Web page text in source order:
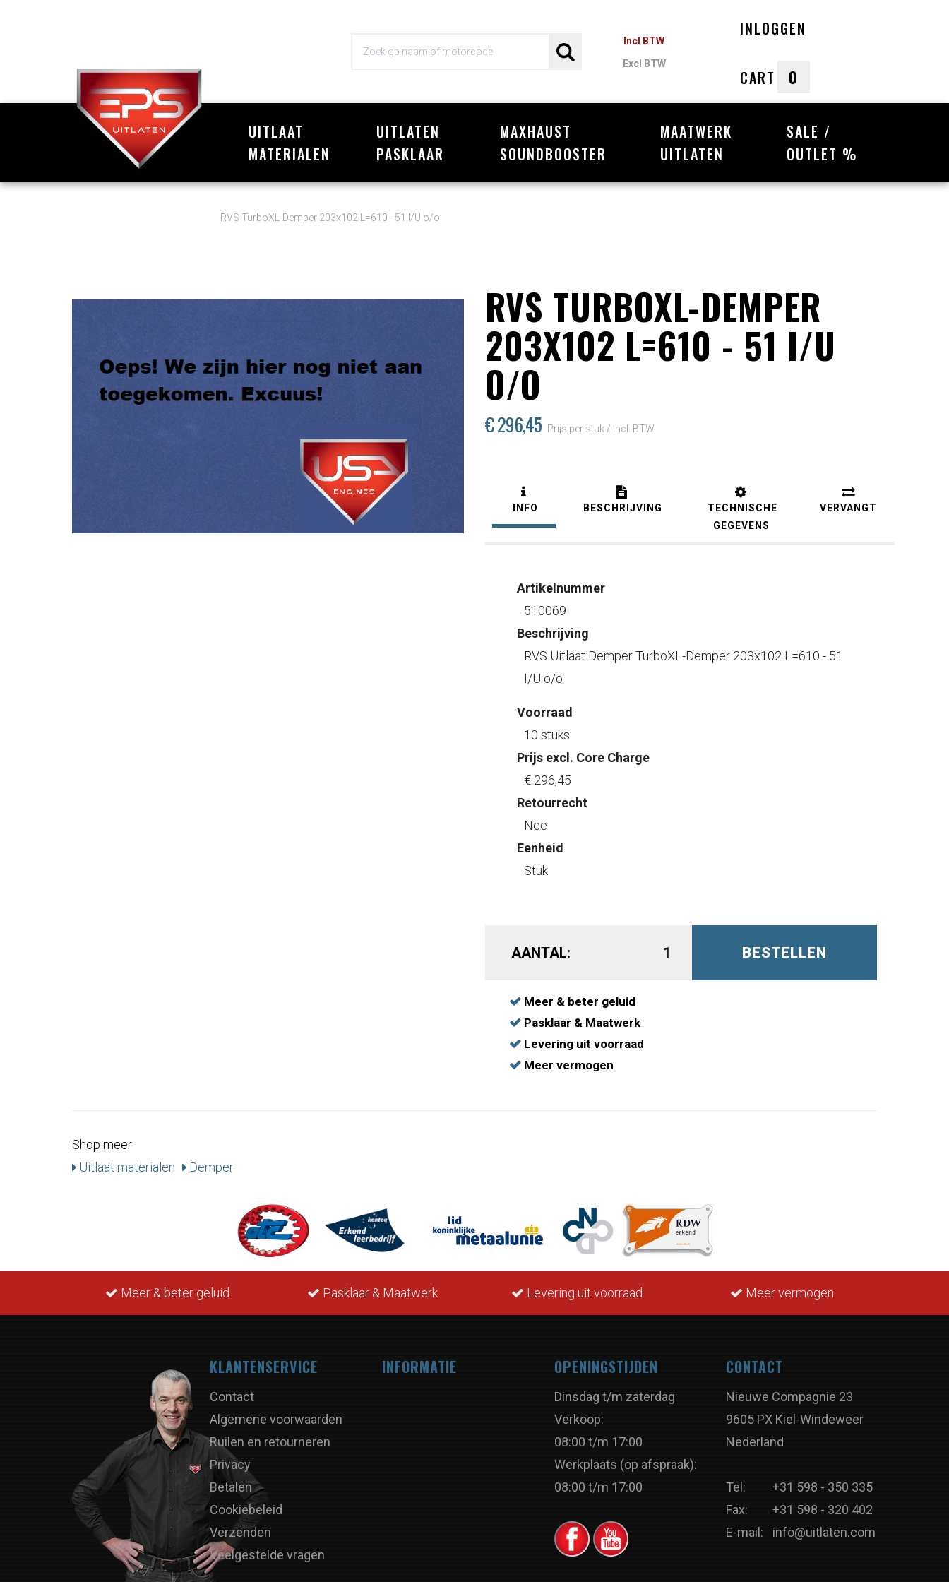
Incl BTW
Excl BTW
INLOGGEN
CART 0
Winkelwagen
Uw winkelwagen is leeg.
UITLAAT
MATERIALEN
UITLATEN
PASKLAAR
MAXHAUST
SOUNDBOOSTER
MAATWERK
UITLATEN
SALE /
OUTLET %
RVS TurboXL-Demper 203x102 L=610 - 51 I/U o/o
RVS TURBOXL-DEMPER
203X102 L=610 - 51 I/U
O/O
€ 296,45 Prijs per stuk / Incl. BTW
INFO BESCHRIJVING
TECHNISCHE
GEGEVENS
VERVANGT
Artikelnummer
510069
Beschrijving
RVS Uitlaat Demper TurboXL-Demper 203x102 L=610 - 51
I/U o/o
Voorraad
10 stuks
Prijs excl. Core Charge
€ 296,45
Retourrecht
Nee
Eenheid
Stuk
AANTAL: BESTELLEN
Meer & beter geluid
Pasklaar & Maatwerk
Levering uit voorraad
Meer vermogen
Shop meer
Uitlaat materialen
Demper
Meer & beter geluid Pasklaar & Maatwerk Levering uit voorraad Meer vermogen
KLANTENSERVICE
Contact
Algemene voorwaarden
Ruilen en retourneren
Privacy
Betalen
Cookiebeleid
Verzenden
Veelgestelde vragen
INFORMATIE OPENINGSTIJDEN
Dinsdag t/m zaterdag
Verkoop:
08:00 t/m 17:00
Werkplaats (op afspraak):
08:00 t/m 17:00
CONTACT
Nieuwe Compagnie 23
9605 PX Kiel-Windeweer
Nederland
Tel:
+31 598 - 350 335
Fax:
+31 598 - 320 402
E-mail:
info@uitlaten.com